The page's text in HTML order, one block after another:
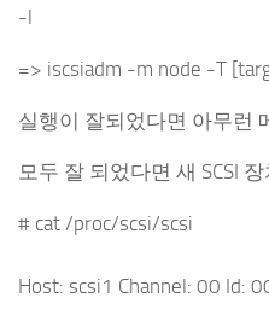
-l
=> iscsiadm -m node -T
실행이 잘되었다면 아무런
모두 잘 되었다면 새 SCSI
# cat /proc/scsi/scsi
Host: scsi1 Channel: 00 Id: